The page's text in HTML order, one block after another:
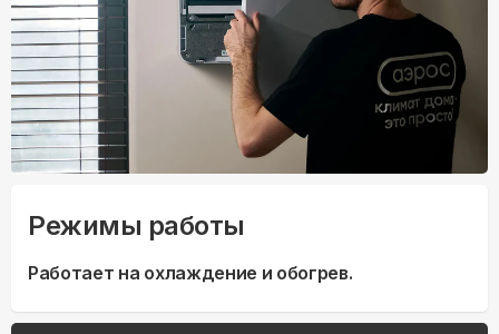
Режимы работы
Работает на охлаждение и обогрев.